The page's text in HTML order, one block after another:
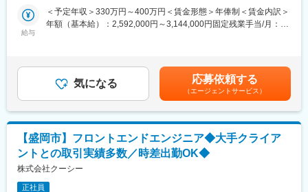
SUUMO：Webサービスサイト
ラクスル：Webサービスサイト、CI
■当社について：
当社は、Web制作会社として25年間に渡り、日本を代表するWeb
サービス、コーポレートサイト、Webメディアなど、多くのサイ
トを手掛けてきました。UIUXデザイン、システム開発のサイト設
計開発に加え、ブランディング、SEO対策支援や広告運用代行・
サイト運用代行等さらに拡大し、Webに関わるビジネスにおい
て、様々なニーズに応え、包括的なサポートを行う企業へと進化
し続けて参りました。2024年からはイギリス、ミャンマーの拠点
く提案が通りやすい
AI×Web制作やDX支援、システム開発を行う当社にて、サイト立
■職務内容：
・HTML5／CSS3／JavaScriptでのコーディング
・コーダーチームの進行・品質・リソース管理
・WordPress等CMSのテンプレート実装
・ディレクター／デザイナー／エンジニアとの連携
単なる実装に留まらず、品質基準の定義やレビュー体制の構築に
も関与。SASSやCMS運用に強みを伸ばし、将来は要件定義・企
画からの参画へキャリアを拡張できます。
給与
＜予定年収＞330万円～400万円＜賃金形態＞年俸制＜賃金内訳＞
年額（基本給）：2,592,000円～3,144,000円固定残業手当/月：
補足＞■昇給：年1～2回（4月・10月）■賞与：実績賞与（9月／業
績による）賃金はあくまでも目安の金額であり、選考を通じて上
下する可能性があります。月給(月額)は固定手当を含めた表記で
す。
気になる 応募依頼する
（エージェントサービス）
【盛岡市】フロントエンドエンジニア◆大手クライア
ントとの取引実績多数／時差出勤OK◆
株式会社クーシー
正社員